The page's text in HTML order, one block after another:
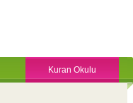
Kuran Okulu